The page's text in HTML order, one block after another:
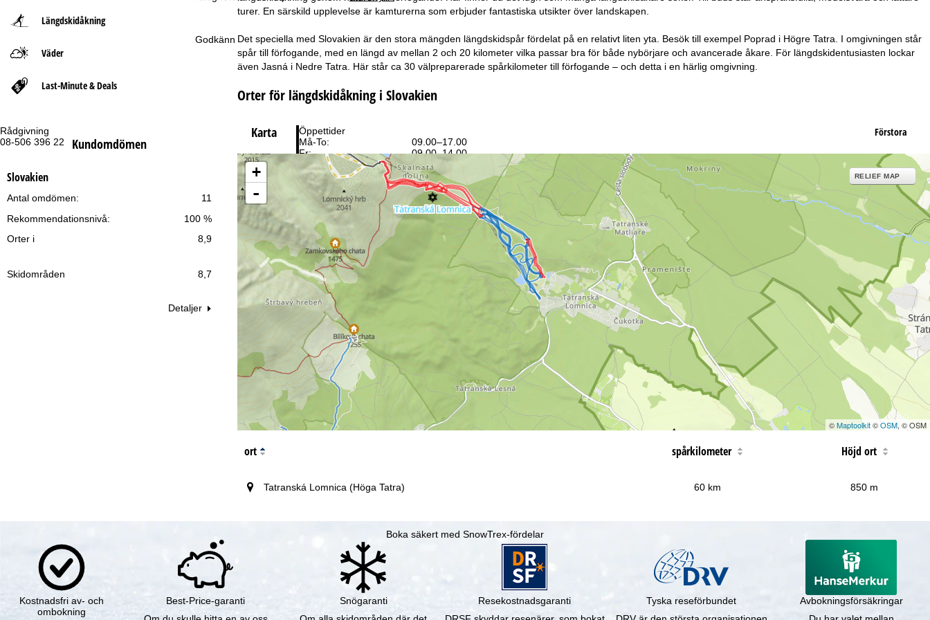
Godkänn
Rådgivning
08-506 396 22
Öppettider
Må-To:
09.00–17.00
Fr:
09.00–14.00
Lö-Sö:
Stängt
Till kontaktsidan
Rådgivning
Längdskidåkning
Väder
Last-Minute & Deals
Kundomdömen
Slovakien
11
Antal omdömen:
100 %
Rekommendationsnivå:
Orter i
8,9
Skidområden 8,7
Detaljer
s
a
turer. En särskild upplevelse är kamturerna som erbjuder fantastiska utsikter över landskapen.
Det speciella med Slovakien är den stora mängden längdskidspår fördelat på en relativt liten yta. Besök till exempel Poprad i Högre Tatra. I omgivningen står
spår till förfogande, med en längd av mellan 2 och 20 kilometer vilka passar bra för både nybörjare och avancerade åkare. För längdskidentusiasten lockar
även Jasná i Nedre Tatra. Här står ca 30 välpreparerade spårkilometer till förfogande – och detta i en härlig omgivning.
Orter för längdskidåkning i Slovakien
Karta Förstora
+
-
RELIEF MAP
©Maptoolkit©OSM, © OSM
ort spårkilometer Höjd ort
Tatranská Lomnica (Höga Tatra) 60 km 850 m
Boka säkert med SnowTrex-fördelar
Kostnadsfri av- och
ombokning
Best-Price-garanti
Snögaranti
Resekostnadsgaranti
Tyska reseförbundet
Avbokningsförsäkringar